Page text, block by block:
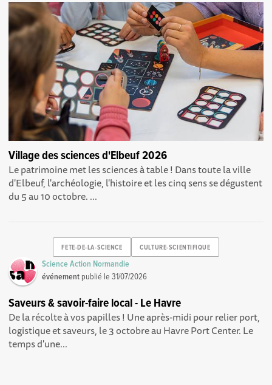
Village des sciences d'Elbeuf 2026
Le patrimoine met les sciences à table ! Dans toute la ville
d'Elbeuf, l'archéologie, l'histoire et les cinq sens se dégustent
du 5 au 10 octobre. ...
FETE-DE-LA-SCIENCE CULTURE-SCIENTIFIQUE
Science Action Normandie
événement publié le31/07/2026
Saveurs & savoir-faire local - Le Havre
De la récolte à vos papilles ! Une après-midi pour relier port,
logistique et saveurs, le 3 octobre au Havre Port Center. Le
temps d'une...